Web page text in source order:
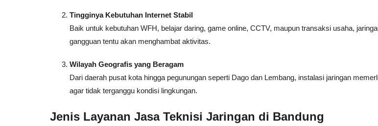
Tingginya Kebutuhan Internet Stabil
Baik untuk kebutuhan WFH, belajar daring, game online, CCTV, maupun transaksi usaha,
gangguan tentu akan menghambat aktivitas.
Wilayah Geografis yang Beragam
Dari daerah pusat kota hingga pegunungan seperti Dago dan Lembang, instalasi jaringan
agar tidak terganggu kondisi lingkungan.
Jenis Layanan Jasa Teknisi Jaringan di Bandung